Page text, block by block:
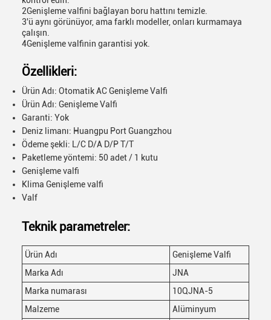
2Genişleme valfini bağlayan boru hattını temizle.
3'ü aynı görünüyor, ama farklı modeller, onları kurmamaya
çalışın.
4Genişleme valfinin garantisi yok.
Özellikleri:
Ürün Adı: Otomatik AC Genişleme Valfi
Ürün Adı: Genişleme Valfi
Garanti: Yok
Deniz limanı: Huangpu Port Guangzhou
Ödeme şekli: L/C D/A D/P T/T
Paketleme yöntemi: 50 adet / 1 kutu
Genişleme valfi
Klima Genişleme valfi
Valf
Teknik parametreler:
Ürün Adı
Genişleme Valfi
Marka Adı
JNA
Marka numarası
10QJNA-5
Malzeme
Alüminyum